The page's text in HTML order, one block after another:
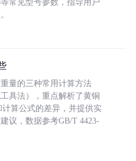
常见型号参数，指导用户
量的三种常用计算方法
具法），重点解析了黄铜
计算公式的差异，并提供实
议，数据参考GB/T 4423-